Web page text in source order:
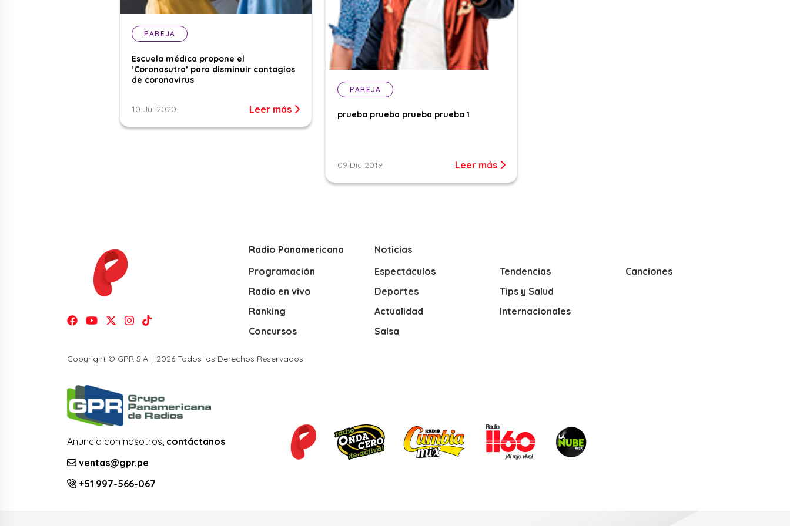
PAREJA
Escuela médica propone el
‘Coronasutra’ para disminuir contagios
de coronavirus
10 Jul 2020 Leer más
PAREJA
prueba prueba prueba prueba 1
09 Dic 2019 Leer más
Radio Panamericana
Programación
Radio en vivo
Ranking
Concursos
Noticias
Espectáculos
Deportes
Actualidad
Salsa
Tendencias
Tips y Salud
Internacionales
Canciones
Copyright © GPR S.A. | 2026 Todos los Derechos Reservados.
Anuncia con nosotros, contáctanos
ventas@gpr.pe
+51 997-566-067